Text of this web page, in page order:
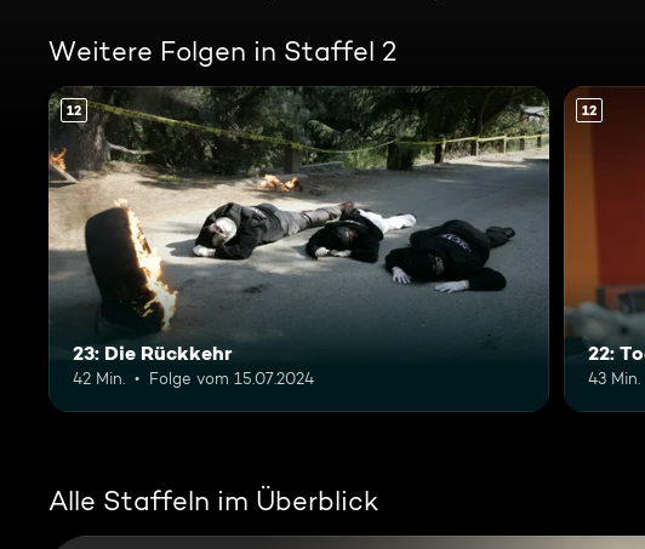
Weitere Folgen in Staffel 2
12
23: Die Rückkehr
42 Min. Folge vom 15.07.2024
12
22:
43 Min.
Alle Staffeln im Überblick